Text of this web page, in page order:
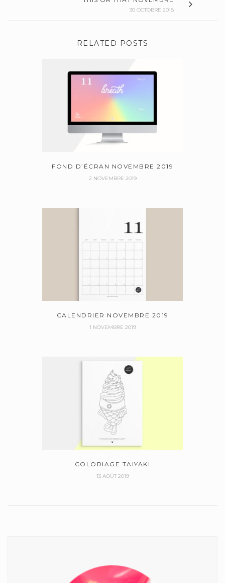
30 OCTOBRE 2018
RELATED POSTS
FOND D’ÉCRAN NOVEMBRE 2019
2 NOVEMBRE 2019
CALENDRIER NOVEMBRE 2019
1 NOVEMBRE 2019
COLORIAGE TAIYAKI
13 AOÛT 2019